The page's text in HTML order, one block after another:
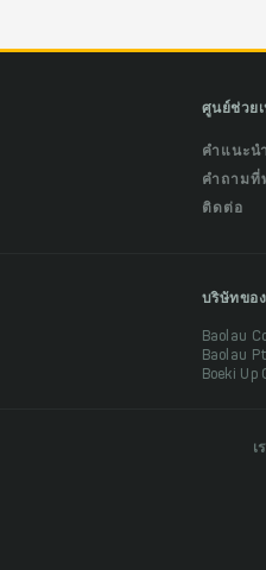
ศูนย์ช่วย
คำแนะนำ
คำถามที่
ติดต่อ
บริษัทของ
Baolau
Baolau
Boeki
เ